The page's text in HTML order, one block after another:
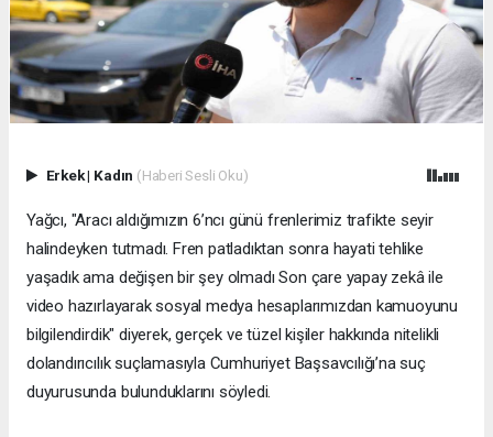
Erkek| Kadın (Haberi Sesli Oku)
Yağcı, "Aracı aldığımızın 6’ncı günü frenlerimiz trafikte seyir
halindeyken tutmadı. Fren patladıktan sonra hayati tehlike
yaşadık ama değişen bir şey olmadı Son çare yapay zekâ ile
video hazırlayarak sosyal medya hesaplarımızdan kamuoyunu
bilgilendirdik" diyerek, gerçek ve tüzel kişiler hakkında nitelikli
dolandırıcılık suçlamasıyla Cumhuriyet Başsavcılığı’na suç
duyurusunda bulunduklarını söyledi.